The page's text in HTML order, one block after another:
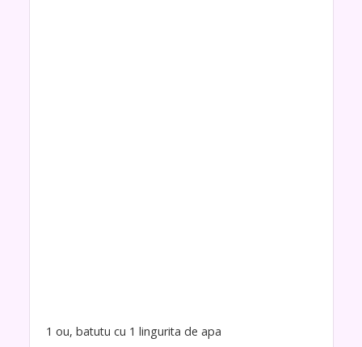
1 ou, batutu cu 1 lingurita de apa